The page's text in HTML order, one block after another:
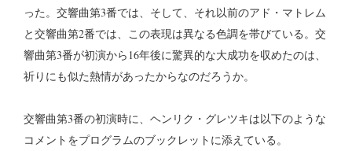
った。交響曲第3番では、そして、それ以前のアド・マトレム
と交響曲第2番では、この表現は異なる色調を帯びている。交
響曲第3番が初演から16年後に驚異的な大成功を収めたのは、
祈りにも似た熱情があったからなのだろうか。
交響曲第3番の初演時に、ヘンリク・グレツキは以下のような
コメントをプログラムのブックレットに添えている。